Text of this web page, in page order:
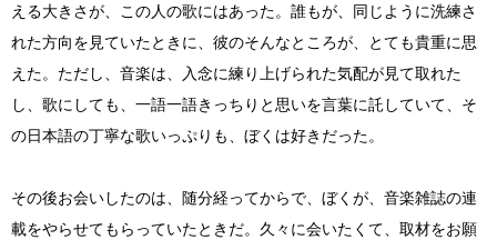
える大きさが、この人の歌にはあった。誰もが、同じように洗練さ
れた方向を見ていたときに、彼のそんなところが、とても貴重に思
えた。ただし、音楽は、入念に練り上げられた気配が見て取れた
し、歌にしても、一語一語きっちりと思いを言葉に託していて、そ
の日本語の丁寧な歌いっぷりも、ぼくは好きだった。
その後お会いしたのは、随分経ってからで、ぼくが、音楽雑誌の連
載をやらせてもらっていたときだ。久々に会いたくて、取材をお願